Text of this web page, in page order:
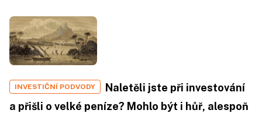
INVESTIČNÍ PODVODY
Naletěli jste při investování
a přišli o velké peníze? Mohlo být i hůř, alespoň